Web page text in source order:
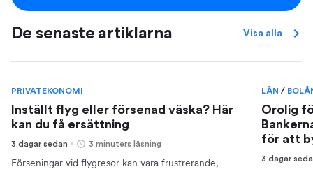
De senaste artiklarna Visa alla
PRIVATEKONOMI
Inställt flyg eller försenad väska? Här
kan du få ersättning
3 dagar sedan 3 minuters läsning
Förseningar vid flygresor kan vara frustrerande,
LÅN/
Orolig
för att
3 dagar